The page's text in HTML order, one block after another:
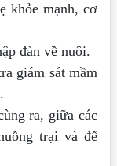
khỏe mạnh, cơ
đàn về nuôi.
giám sát mầm
ra, giữa các
trại và để